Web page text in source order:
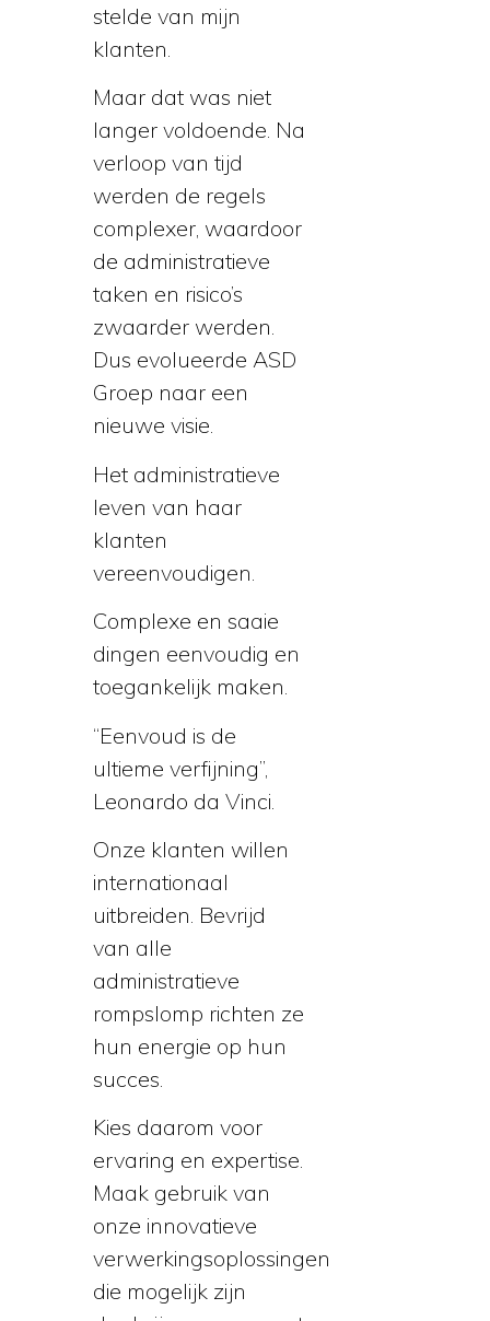
stelde van mijn
klanten.
Maar dat was niet
langer voldoende. Na
verloop van tijd
werden de regels
complexer, waardoor
de administratieve
taken en risico’s
zwaarder werden.
Dus evolueerde ASD
Groep naar een
nieuwe visie.
Het administratieve
leven van haar
klanten
vereenvoudigen.
Complexe en saaie
dingen eenvoudig en
toegankelijk maken.
“Eenvoud is de
ultieme verfijning”,
Leonardo da Vinci.
Onze klanten willen
internationaal
uitbreiden. Bevrijd
van alle
administratieve
rompslomp richten ze
hun energie op hun
succes.
Kies daarom voor
ervaring en expertise.
Maak gebruik van
onze innovatieve
verwerkingsoplossingen
die mogelijk zijn